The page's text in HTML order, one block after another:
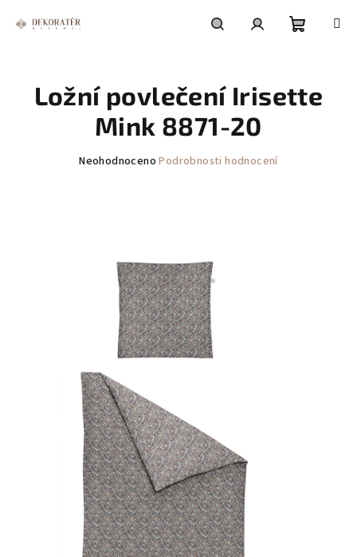
košík
Ložní povlečení Irisette
Mink 8871-20
Průměrné
hvězdiček.
Neohodnoceno Podrobnosti hodnocení